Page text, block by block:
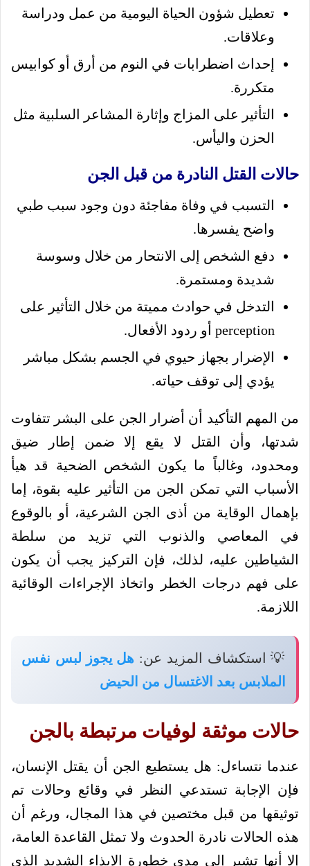
تعطيل شؤون الحياة اليومية من عمل ودراسة
وعلاقات.
إحداث اضطرابات في النوم من أرق أو كوابيس
متكررة.
التأثير على المزاج وإثارة المشاعر السلبية مثل
الحزن واليأس.
حالات القتل النادرة من قبل الجن
التسبب في وفاة مفاجئة دون وجود سبب طبي
واضح يفسرها.
دفع الشخص إلى الانتحار من خلال وسوسة
شديدة ومستمرة.
التدخل في حوادث مميتة من خلال التأثير على
perception أو ردود الأفعال.
الإضرار بجهاز حيوي في الجسم بشكل مباشر
يؤدي إلى توقف حياته.
من المهم التأكيد أن أضرار الجن على البشر تتفاوت
شدتها، وأن القتل لا يقع إلا ضمن إطار ضيق
ومحدود، وغالباً ما يكون الشخص الضحية قد هيأ
الأسباب التي تمكن الجن من التأثير عليه بقوة، إما
بإهمال الوقاية من أذى الجن الشرعية، أو بالوقوع
في المعاصي والذنوب التي تزيد من سلطة
الشياطين عليه، لذلك، فإن التركيز يجب أن يكون
على فهم درجات الخطر واتخاذ الإجراءات الوقائية
اللازمة.
💡 استكشاف المزيد عن: هل يجوز لبس نفس
الملابس بعد الاغتسال من الحيض
حالات موثقة لوفيات مرتبطة بالجن
عندما نتساءل: هل يستطيع الجن أن يقتل الإنسان،
فإن الإجابة تستدعي النظر في وقائع وحالات تم
توثيقها من قبل مختصين في هذا المجال، ورغم أن
هذه الحالات نادرة الحدوث ولا تمثل القاعدة العامة،
إلا أنها تشير إلى مدى خطورة الإيذاء الشديد الذي